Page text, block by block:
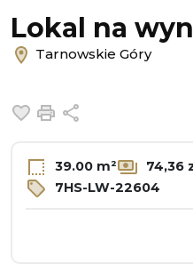
Lokal na
Tarnowskie Góry
Dodaj do ulubionych
Drukuj
39.00 m² 74,36
7HS-LW-22604